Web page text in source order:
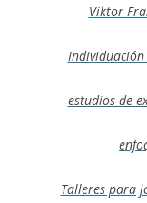
Viktor
estudios de
Talleres para